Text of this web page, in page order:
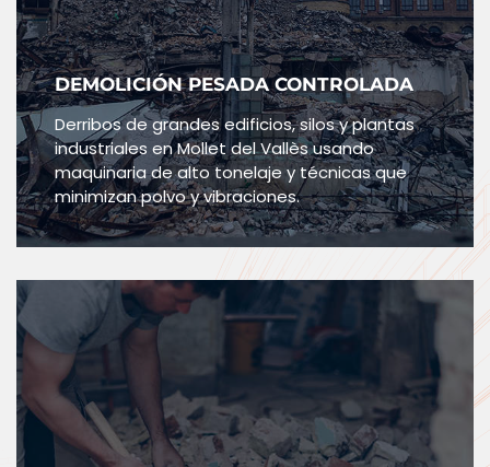
DEMOLICIÓN PESADA CONTROLADA
Derribos de grandes edificios, silos y plantas
industriales en Mollet del Vallès usando
maquinaria de alto tonelaje y técnicas que
minimizan polvo y vibraciones.